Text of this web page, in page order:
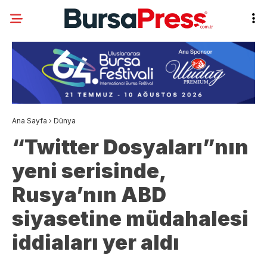
Ana Sayfa › Dünya
“Twitter Dosyaları”nın
yeni serisinde,
Rusya’nın ABD
siyasetine müdahalesi
iddiaları yer aldı